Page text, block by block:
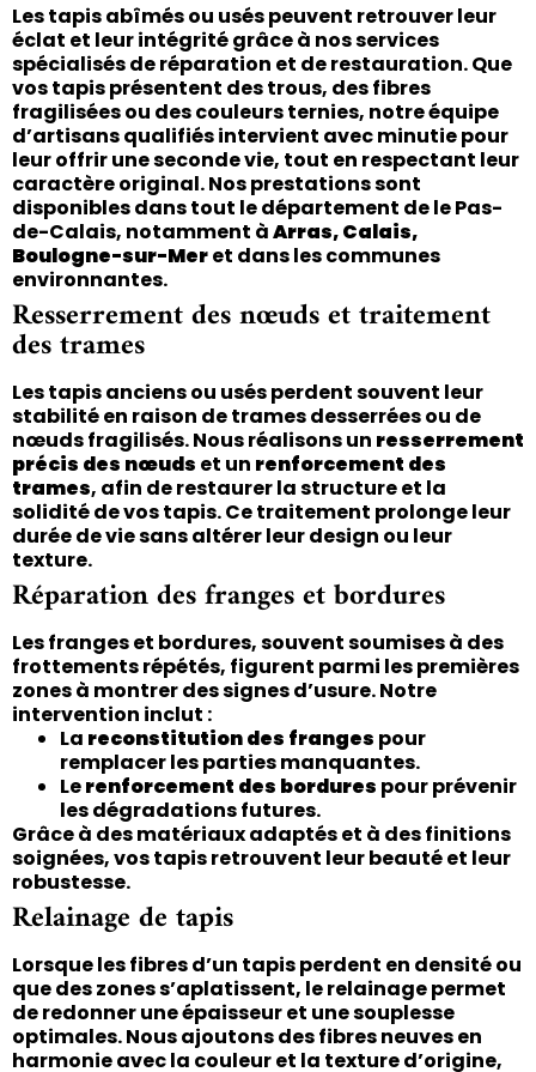
Les tapis abîmés ou usés peuvent retrouver leur
éclat et leur intégrité grâce à nos services
spécialisés de réparation et de restauration. Que
vos tapis présentent des trous, des fibres
fragilisées ou des couleurs ternies, notre équipe
d’artisans qualifiés intervient avec minutie pour
leur offrir une seconde vie, tout en respectant leur
caractère original. Nos prestations sont
disponibles dans tout le département de le Pas-
de-Calais, notamment àArras, Calais,
Boulogne-sur-Meret dans les communes
environnantes.
Resserrement des nœuds et traitement
des trames
Les tapis anciens ou usés perdent souvent leur
stabilité en raison de trames desserrées ou de
nœuds fragilisés. Nous réalisons un resserrement
précis des nœuds et un renforcement des
trames, afin de restaurer la structure et la
solidité de vos tapis. Ce traitement prolonge leur
durée de vie sans altérer leur design ou leur
texture.
Réparation des franges et bordures
Les franges et bordures, souvent soumises à des
frottements répétés, figurent parmi les premières
zones à montrer des signes d’usure. Notre
intervention inclut :
La reconstitution des franges pour
remplacer les parties manquantes.
Lerenforcement des bordures pour prévenir
les dégradations futures.
Grâce à des matériaux adaptés et à des finitions
soignées, vos tapis retrouvent leur beauté et leur
robustesse.
Relainage de tapis
Lorsque les fibres d’un tapis perdent en densité ou
que des zones s’aplatissent, le relainage permet
de redonner une épaisseur et une souplesse
optimales. Nous ajoutons des fibres neuves en
harmonie avec la couleur et la texture d’origine,